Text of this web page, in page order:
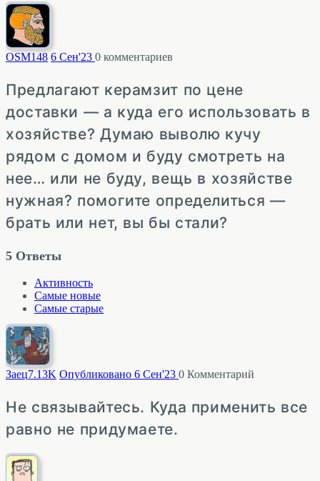
OSM148 6 Сен'23 0 комментариев
Предлагают керамзит по цене
доставки — а куда его использовать в
хозяйстве? Думаю выволю кучу
рядом с домом и буду смотреть на
нее… или не буду, вещь в хозяйстве
нужная? помогите определиться —
брать или нет, вы бы стали?
5 Ответы
Активность
Самые новые
Самые старые
Заец7.13K Опубликовано 6 Сен'23 0 Комментарий
Не связывайтесь. Куда применить все
равно не придумаете.